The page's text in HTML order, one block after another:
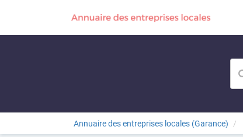
Annuaire des entreprises locales (Garance)